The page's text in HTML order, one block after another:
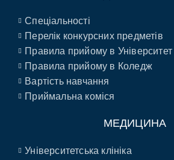
Спеціальності
Перелік конкурсних предметів
Правила прийому в Університет
Правила прийому в Коледж
Вартість навчання
Приймальна коміся
МЕДИЦИНА
Університетська клініка